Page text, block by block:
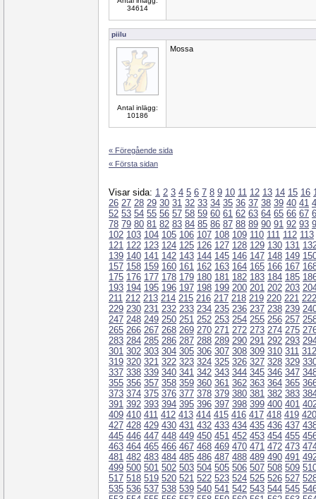
34614
piilu
Antal inlägg:
10186
Mossa
« Föregående sida
« Första sidan
Visar sida: 1 2 3 4 5 6 7 8 9 10 11 12 13 14 15 16
26 27 28 29 30 31 32 33 34 35 36 37 38 39 40 41
52 53 54 55 56 57 58 59 60 61 62 63 64 65 66 67
78 79 80 81 82 83 84 85 86 87 88 89 90 91 92 93
102 103 104 105 106 107 108 109 110 111 112 113
121 122 123 124 125 126 127 128 129 130 131
139 140 141 142 143 144 145 146 147 148 149
157 158 159 160 161 162 163 164 165 166 167
175 176 177 178 179 180 181 182 183 184 185
193 194 195 196 197 198 199 200 201 202 203
211 212 213 214 215 216 217 218 219 220 221 222
229 230 231 232 233 234 235 236 237 238 239
247 248 249 250 251 252 253 254 255 256 257
265 266 267 268 269 270 271 272 273 274 275
283 284 285 286 287 288 289 290 291 292 293
301 302 303 304 305 306 307 308 309 310 311 312
319 320 321 322 323 324 325 326 327 328 329
337 338 339 340 341 342 343 344 345 346 347
355 356 357 358 359 360 361 362 363 364 365
373 374 375 376 377 378 379 380 381 382 383
391 392 393 394 395 396 397 398 399 400 401
409 410 411 412 413 414 415 416 417 418 419 420
427 428 429 430 431 432 433 434 435 436 437
445 446 447 448 449 450 451 452 453 454 455
463 464 465 466 467 468 469 470 471 472 473
481 482 483 484 485 486 487 488 489 490 491
499 500 501 502 503 504 505 506 507 508 509
517 518 519 520 521 522 523 524 525 526 527
535 536 537 538 539 540 541 542 543 544 545